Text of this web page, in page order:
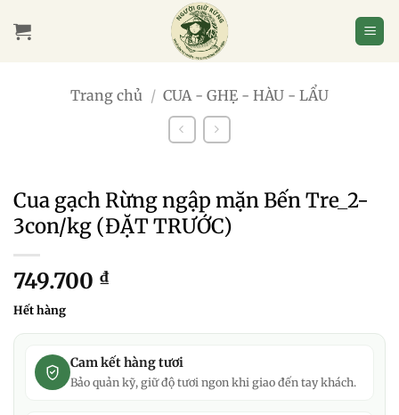
qua
Trang chủ / CUA - GHẸ - HÀU - LẨU
Cua gạch Rừng ngập mặn Bến Tre_2-
3con/kg (ĐẶT TRƯỚC)
749.700 ₫
Hết hàng
Cam kết hàng tươi
Bảo quản kỹ, giữ độ tươi ngon khi giao đến tay khách.